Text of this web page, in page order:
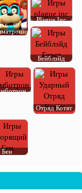
Plague Inc
Бейблэйд
Отряд Котят
Бен